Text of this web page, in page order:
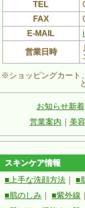
TEL
FAX
E-MAIL
営業日時
※ショッピングカート
お知らせ新着
営業案内
美
スキンケア情報
■上手な洗顔方法
■
■肌のしみ
■紫外線